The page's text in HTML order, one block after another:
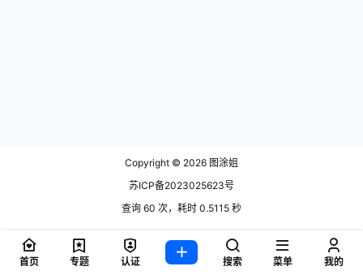
Copyright © 2026 图涂姐
苏ICP备2023025623号
查询 60 次，耗时 0.5115 秒
首页 专题 认证 搜索 菜单 我的